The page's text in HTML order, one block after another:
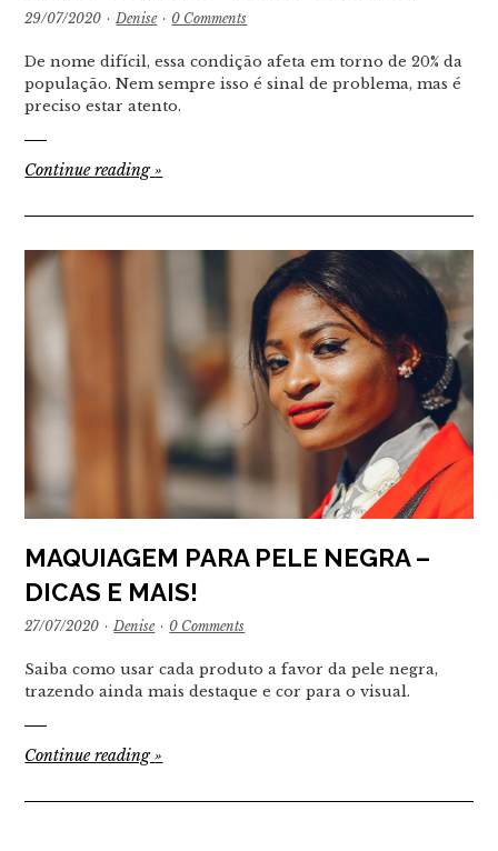
29/07/2020 · Denise · 0 Comments
De nome difícil, essa condição afeta em torno de 20% da
população. Nem sempre isso é sinal de problema, mas é
preciso estar atento.
Continue reading»
MAQUIAGEM PARA PELE NEGRA –
DICAS E MAIS!
27/07/2020 · Denise · 0 Comments
Saiba como usar cada produto a favor da pele negra,
trazendo ainda mais destaque e cor para o visual.
Continue reading»